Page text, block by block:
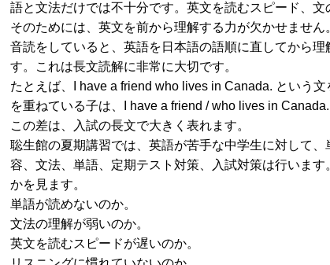
語と文法だけでは不十分です。英文を読むスピード、
そのためには、英文を前から理解する力が欠かせません
音読をしていると、英語を日本語の語順に直してから
す。これは長文読解に非常に大切です。
たとえば、I have a friend who lives in Canada. という
を重ねている子は、I have a friend / who lives in
この差は、入試の長文で大きく表れます。
聡生館の夏期講習では、英語が苦手な中学生に対して
容、文法、単語、定期テスト対策、入試対策は行いま
かを見ます。
単語が読めないのか。
文法の理解が弱いのか。
英文を読むスピードが遅いのか。